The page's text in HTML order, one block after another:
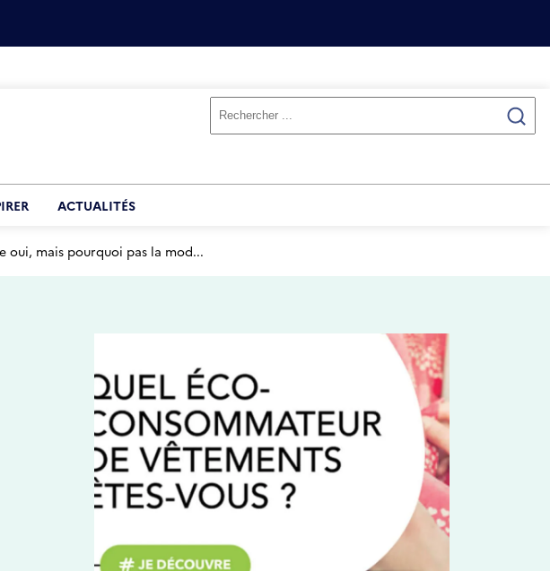
ACTUALITÉS
oui, mais pourquoi pas la mod...